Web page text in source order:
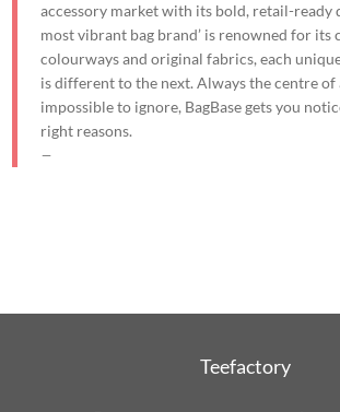
accessory market with its bold, retail-ready
most vibrant bag brand’ is renowned for its
colourways and original fabrics, each
is different to the next. Always the centre
impossible to ignore, BagBase gets you
right reasons.
Teefactory